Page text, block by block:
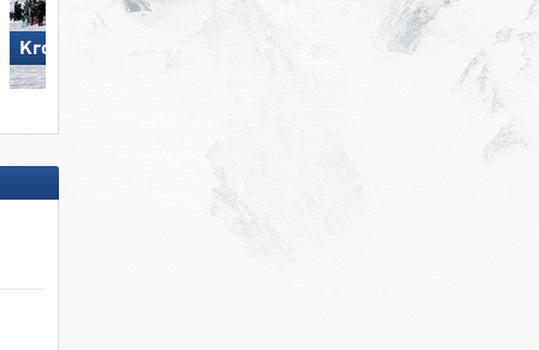
Kronplatz
Wildkogel – Neukirchen/​